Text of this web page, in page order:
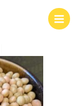
Main